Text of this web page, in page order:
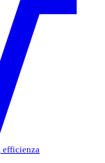
efficienza